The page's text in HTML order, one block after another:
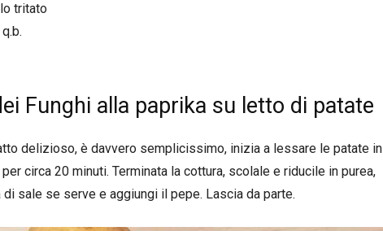
tritato
Funghi alla paprika su letto di patate
delizioso, è davvero semplicissimo, inizia a lessare le patate in
circa 20 minuti. Terminata la cottura, scolale e riducile in purea,
sale se serve e aggiungi il pepe. Lascia da parte.